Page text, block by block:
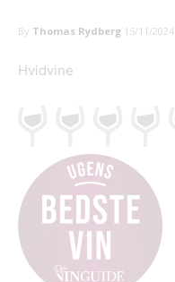
By Thomas Rydberg 15/11/2024
Hvidvine